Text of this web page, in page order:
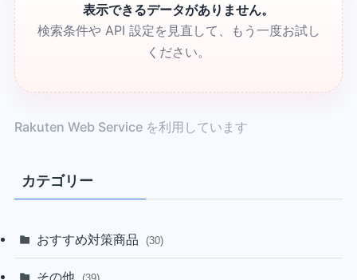
表示できるデータがありません。
検索条件や API 設定を見直して、もう一度お試し
ください。
Rakuten Web Service を利用しています
カテゴリー
おすすめ対策商品 (30)
その他